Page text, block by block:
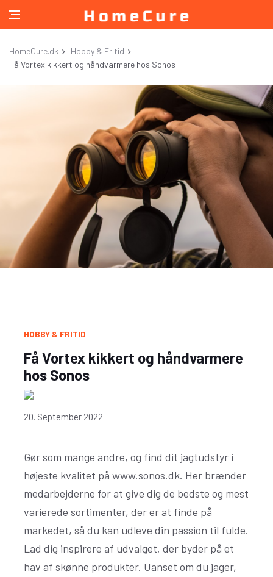
HomeCure.dk
Hobby & Fritid
Få Vortex kikkert og håndvarmere hos Sonos
HOBBY & FRITID
Få Vortex kikkert og håndvarmere
hos Sonos
20. September 2022
Gør som mange andre, og find dit jagtudstyr i
højeste kvalitet på www.sonos.dk. Her brænder
medarbejderne for at give dig de bedste og mest
varierede sortimenter, der er at finde på
markedet, så du kan udleve din passion til fulde.
Lad dig inspirere af udvalget, der byder på et
hav af skønne produkter. Uanset om du jager,